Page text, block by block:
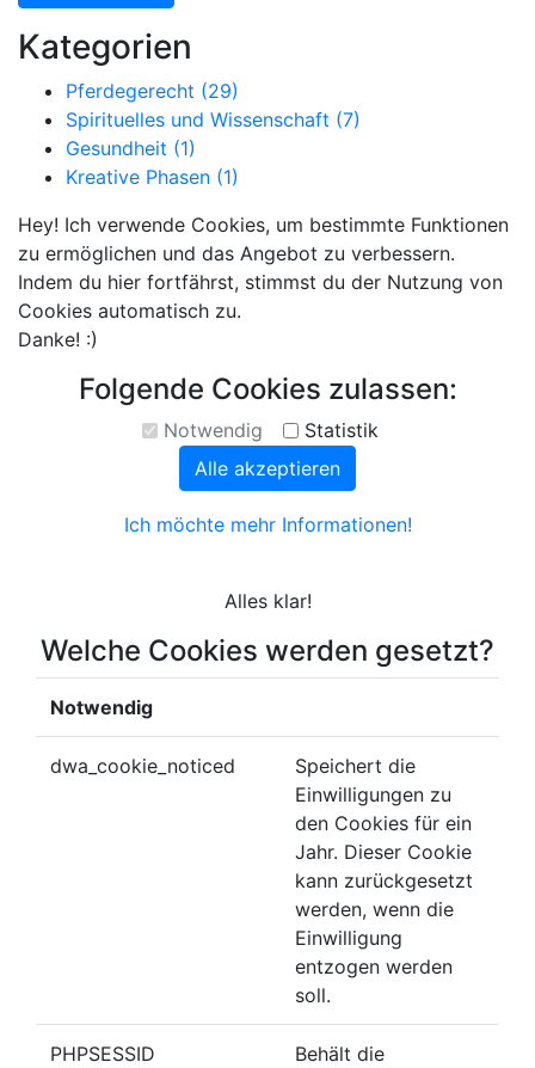
Kategorien
Pferdegerecht (29)
Spirituelles und Wissenschaft (7)
Gesundheit (1)
Kreative Phasen (1)
Hey! Ich verwende Cookies, um bestimmte Funktionen
zu ermöglichen und das Angebot zu verbessern.
Indem du hier fortfährst, stimmst du der Nutzung von
Cookies automatisch zu.
Danke! :)
Folgende Cookies zulassen:
Notwendig
Statistik
Alle akzeptieren
Ich möchte mehr Informationen!
Alles klar!
Welche Cookies werden gesetzt?
Notwendig
dwa_cookie_noticed
Speichert die
Einwilligungen zu
den Cookies für ein
Jahr. Dieser Cookie
kann zurückgesetzt
werden, wenn die
Einwilligung
entzogen werden
soll.
PHPSESSID
Behält die